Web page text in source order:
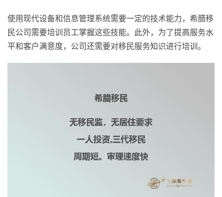
使用现代设备和信息管理系统需要一定的技术能力，希腊移
民公司需要培训员工掌握这些技能。此外，为了提高服务水
平和客户满意度，公司还需要对移民服务知识进行培训。